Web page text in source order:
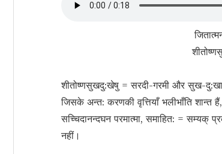
शीतोष्णसुखदु:खेषु = सरदी-गरमी और सुख-
जिसके अन्त: करणकी वृत्तियाँ भलीभाँति शान्त
सच्चिदानन्दघन परमात्मा, समाहित: = सम्यक्
नहीं।